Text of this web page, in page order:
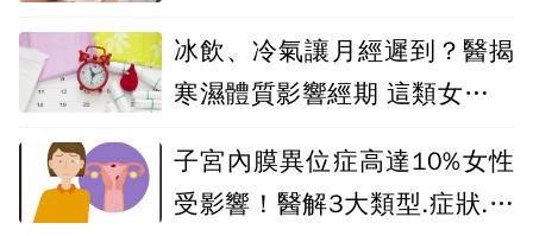
冰飲、冷氣讓月經遲到？醫揭
寒濕體質影響經期 這類女性最
子宮內膜異位症高達10%女性
受影響！醫解3大類型.症狀.高